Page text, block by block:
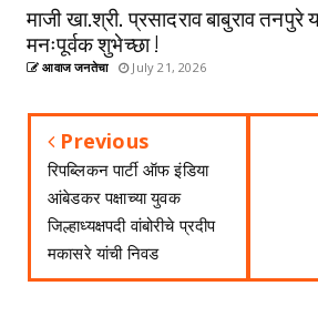
माजी खा.श्री. प्रसादराव बाबुराव तनपुरे
मनःपूर्वक शुभेच्छा !
आवाज जनतेचा July 21, 2026
Previous
रिपब्लिकन पार्टी ऑफ इंडिया
आंबेडकर पक्षाच्या युवक
जिल्हाध्यक्षपदी वांबोरीचे प्रदीप
मकासरे यांची निवड